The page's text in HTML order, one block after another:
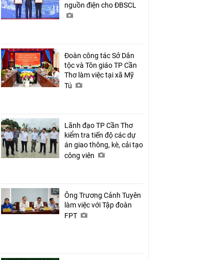
nguồn điện cho ĐBSCL
Đoàn công tác Sở Dân
tộc và Tôn giáo TP Cần
Thơ làm việc tại xã Mỹ
Tú
Lãnh đạo TP Cần Thơ
kiểm tra tiến độ các dự
án giao thông, kè, cải tạo
công viên
Ông Trương Cảnh Tuyên
làm việc với Tập đoàn
FPT